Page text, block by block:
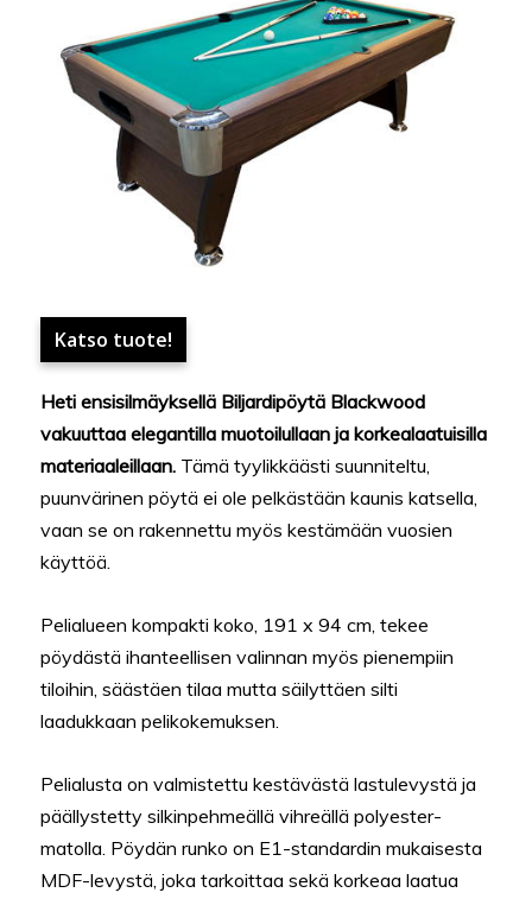
Katso tuote!
Heti ensisilmäyksellä Biljardipöytä Blackwood
vakuuttaa elegantilla muotoilullaan ja korkealaatuisilla
materiaaleillaan. Tämä tyylikkäästi suunniteltu,
puunvärinen pöytä ei ole pelkästään kaunis katsella,
vaan se on rakennettu myös kestämään vuosien
käyttöä.
Pelialueen kompakti koko, 191 x 94 cm, tekee
pöydästä ihanteellisen valinnan myös pienempiin
tiloihin, säästäen tilaa mutta säilyttäen silti
laadukkaan pelikokemuksen.
Pelialusta on valmistettu kestävästä lastulevystä ja
päällystetty silkinpehmeällä vihreällä polyester-
matolla. Pöydän runko on E1-standardin mukaisesta
MDF-levystä, joka tarkoittaa sekä korkeaa laatua